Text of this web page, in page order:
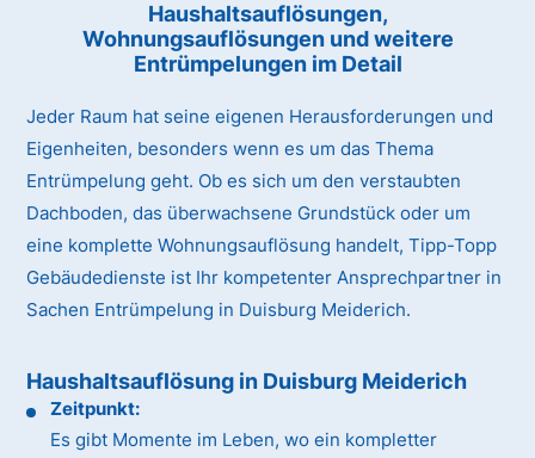
Haushaltsauflösungen,
Wohnungsauflösungen und weitere
Entrümpelungen im Detail
Jeder Raum hat seine eigenen Herausforderungen und
Eigenheiten, besonders wenn es um das Thema
Entrümpelung geht. Ob es sich um den verstaubten
Dachboden, das überwachsene Grundstück oder um
eine komplette Wohnungsauflösung handelt, Tipp-Topp
Gebäudedienste ist Ihr kompetenter Ansprechpartner in
Sachen Entrümpelung in Duisburg Meiderich.
Haushaltsauflösung in Duisburg Meiderich
Zeitpunkt:
Es gibt Momente im Leben, wo ein kompletter